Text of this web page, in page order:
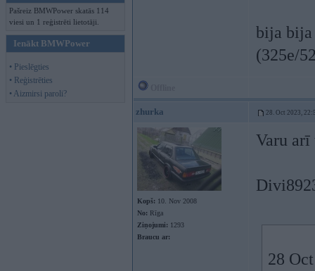
Pašreiz BMWPower skatās 114
viesi un 1 reģistrēti lietotāji.
Ienākt BMWPower
• Pieslēgties
• Reģistrēties
• Aizmirsi paroli?
bija bija
(325e/
zhurka 28. Oct 2023,
Kopš: 10. Nov 2008
No: Rīga
Ziņojumi: 1293
Braucu ar:
Varu arī
28